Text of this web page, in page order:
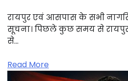
रायपुर एवं आसपास के सभी
सूचना। पिछले कुछ समय से रायपुर
से…
Read More